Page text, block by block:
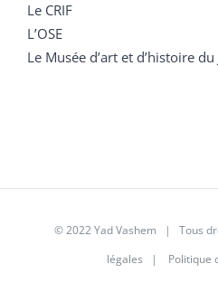
Le CRIF
L’OSE
Le Musée d’art et d’histoire
© 2022 Yad Vashem | Tous
légales | Politique